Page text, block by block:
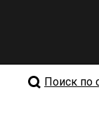
Поиск по